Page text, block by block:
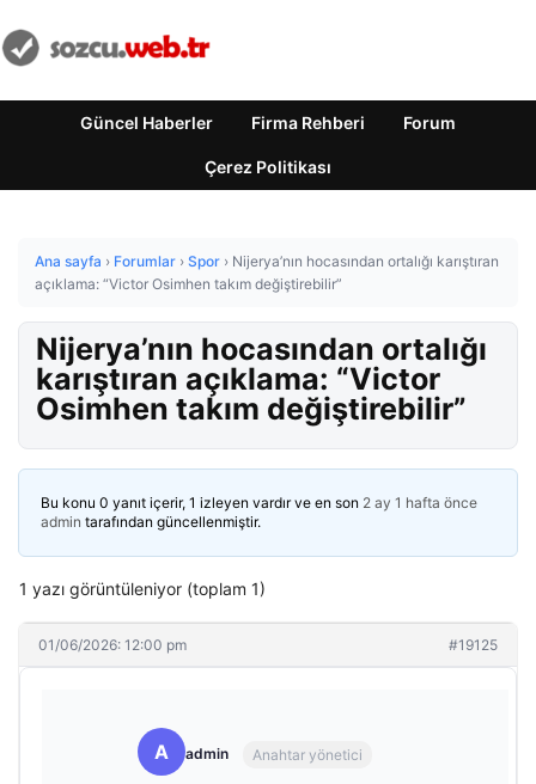
Güncel Haberler Firma Rehberi Forum
Çerez Politikası
Ana sayfa › Forumlar › Spor › Nijerya’nın hocasından ortalığı karıştıran
açıklama: “Victor Osimhen takım değiştirebilir”
Nijerya’nın hocasından ortalığı
karıştıran açıklama: “Victor
Osimhen takım değiştirebilir”
Bu konu 0 yanıt içerir, 1 izleyen vardır ve en son 2 ay 1 hafta önce
admin tarafından güncellenmiştir.
1 yazı görüntüleniyor (toplam 1)
01/06/2026: 12:00 pm #19125
A admin Anahtar yönetici